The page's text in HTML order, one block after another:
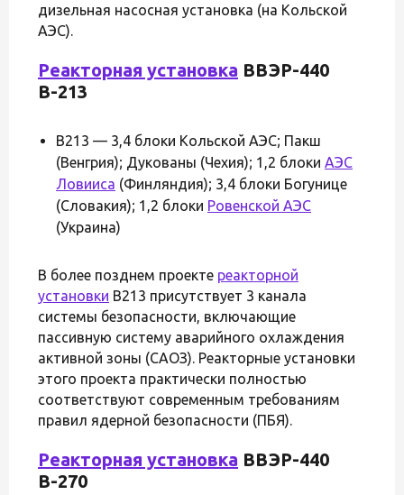
дизельная насосная установка (на Кольской
АЭС).
Реакторная установка ВВЭР-440
В-213
В213 — 3,4 блоки Кольской АЭС; Пакш
(Венгрия); Дукованы (Чехия); 1,2 блоки АЭС
Ловииса (Финляндия); 3,4 блоки Богунице
(Словакия); 1,2 блоки Ровенской АЭС
(Украина)
В более позднем проекте реакторной
установки В213 присутствует 3 канала
системы безопасности, включающие
пассивную систему аварийного охлаждения
активной зоны (САОЗ). Реакторные установки
этого проекта практически полностью
соответствуют современным требованиям
правил ядерной безопасности (ПБЯ).
Реакторная установка ВВЭР-440
В-270